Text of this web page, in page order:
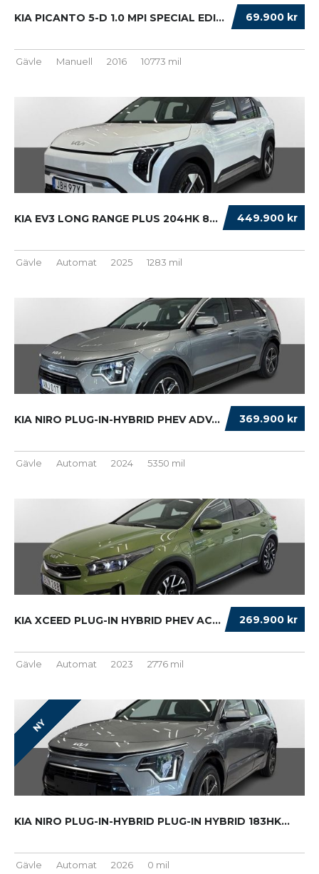
69.900 kr
KIA PICANTO 5-D 1.0 MPI SPECIAL EDITION S+V-...
Gävle Manuell 2016 10773 mil
449.900 kr
KIA EV3 LONG RANGE PLUS 204HK 81,4 KWH GODK ...
Gävle Automat 2025 1283 mil
369.900 kr
KIA NIRO PLUG-IN-HYBRID PHEV ADVANCE PLUS S+...
Gävle Automat 2024 5350 mil
269.900 kr
KIA XCEED PLUG-IN HYBRID PHEV ACTION S+V-HJU...
Gävle Automat 2023 2776 mil
NY
KIA NIRO PLUG-IN-HYBRID PLUG-IN HYBRID 183HK...
Gävle Automat 2026 0 mil